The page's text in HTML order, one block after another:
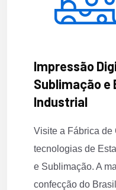
Impressão
Sublimação e
Industrial
Visite a Fábrica de
tecnologias de
e Sublimação. A
confecção do Brasil